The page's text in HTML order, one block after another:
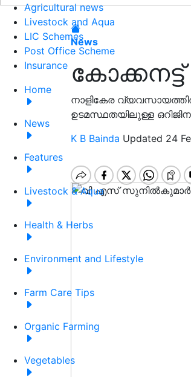
Agricultural news
Livestock and Aqua
LIC Schemes
Post Office Scheme
Insurance
Home
News
Features
Livestock & Aqua
Health & Herbs
Environment and Lifestyle
Farm Care Tips
Organic Farming
Vegetables
News
കോക്കനട്ട്
നാളികേര
ഉടമസ്ഥതയിലുള്ള
K B Bainda Updated 24